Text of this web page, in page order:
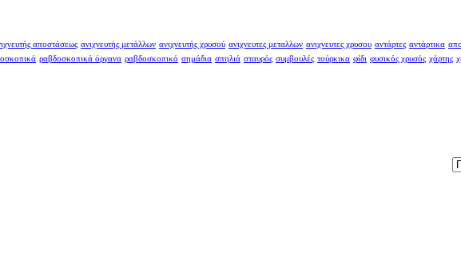
αποστάσεως ανιχνευτής μετάλλων ανιχνευτής χρυσού ανιχνευτες μεταλλων ανιχνευτες χρυσου αντάρτες αντάρτικα
ραβδοσκοπικά όργανα ραβδοσκοπικό σημάδια σπηλιά σταυρός συμβουλές τούρκικα φίδι φυσικός χρυσός χάρτης